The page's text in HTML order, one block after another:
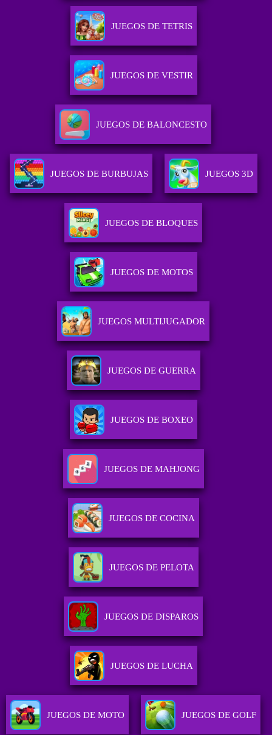
JUEGOS DE TETRIS
JUEGOS DE VESTIR
JUEGOS DE BALONCESTO
JUEGOS DE BURBUJAS JUEGOS 3D
JUEGOS DE BLOQUES
JUEGOS DE MOTOS
JUEGOS MULTIJUGADOR
JUEGOS DE GUERRA
JUEGOS DE BOXEO
JUEGOS DE MAHJONG
JUEGOS DE COCINA
JUEGOS DE PELOTA
JUEGOS DE DISPAROS
JUEGOS DE LUCHA
JUEGOS DE MOTO JUEGOS DE GOLF